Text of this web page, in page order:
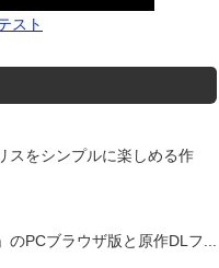
スト
スをシンプルに楽しめる作
のPCブラウザ版と原作DLフ...